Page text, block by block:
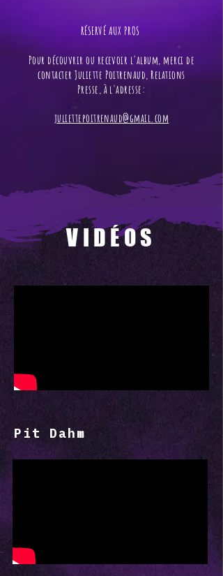
RÉSERVÉ AUX PROS ​
Pour découvrir ou recevoir l'album, merci de
contacter Juliette Poitrenaud, Relations
Presse, à l'adresse:
juliettepoitrenaud@gmail.com
VIDÉOS
Pit Dahm